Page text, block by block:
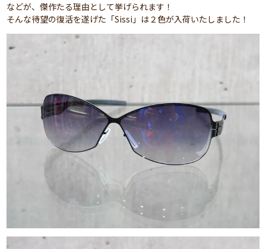
などが、傑作たる理由として挙げられます！
そんな待望の復活を遂げた「Sissi」は２色が入荷いたしました！